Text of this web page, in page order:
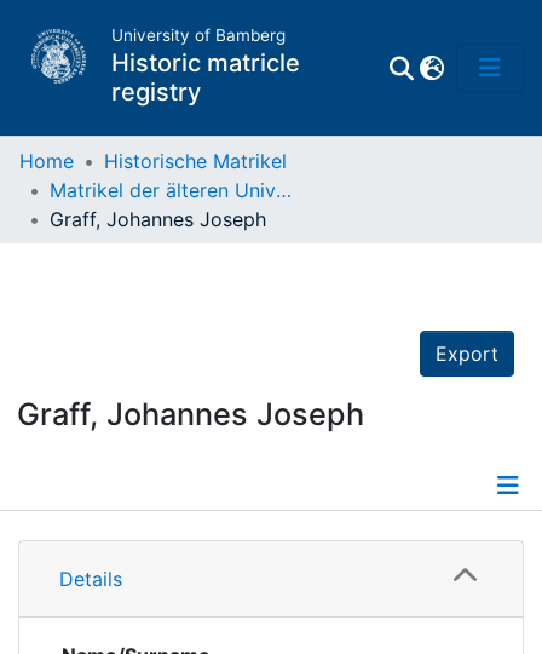
University of Bamberg
Historic matricle
registry
Matrikel
Home
Historische Matrikel
Matrikel der älteren Universität
Graff, Johannes Joseph
Export
Graff, Johannes Joseph
Details
Details